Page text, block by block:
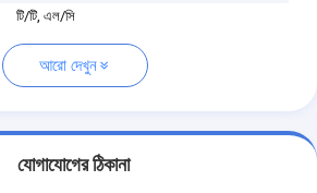
টি/টি, এল/সি
আরো দেখুন
যোগাযোগের ঠিকানা